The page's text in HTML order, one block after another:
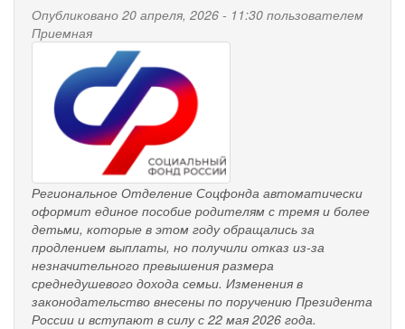
получения
оплачиваемого
больничного
Опубликовано 20 апреля, 2026 - 11:30 пользователем
Приемная
pensionnyy_fond.png
Региональное Отделение Соцфонда автоматически
оформит единое пособие родителям с тремя и более
детьми, которые в этом году обращались за
продлением выплаты, но получили отказ из-за
незначительного превышения размера
среднедушевого дохода семьи. Изменения в
законодательство внесены по поручению Президента
России и вступают в силу с 22 мая 2026 года.